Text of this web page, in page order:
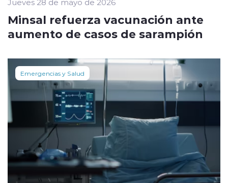
Minsal refuerza vacunación ante
aumento de casos de sarampión
Emergencias y Salud